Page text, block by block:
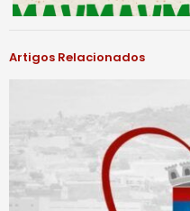
Artigos Relacionados